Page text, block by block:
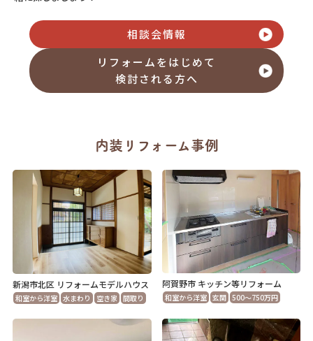
相談会情報
リフォームをはじめて
検討される方へ
内装リフォーム事例
新潟市北区 リフォームモデルハウス
和室から洋室 水まわり 空き家 間取り
阿賀野市 キッチン等リフォーム
和室から洋室 玄関 500～750万円